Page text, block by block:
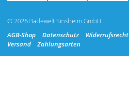
© 2026 Badewelt Sinsheim GmbH
AGB-Shop
Datenschutz Widerrufsrecht
Versand
Zahlungsarten